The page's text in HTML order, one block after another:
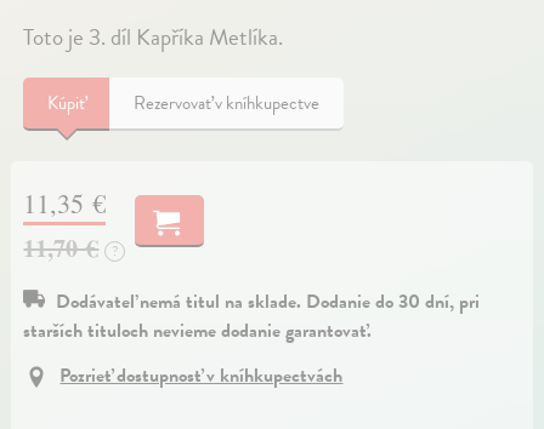
Toto je 3. díl Kapříka Metlíka.
Kúpiť Rezervovať v kníhkupectve
11,35 €
11,70 €
?
Dodávateľ nemá titul na sklade. Dodanie do 30 dní, pri
starších tituloch nevieme dodanie garantovať.
Pozrieť dostupnosť v kníhkupectvách